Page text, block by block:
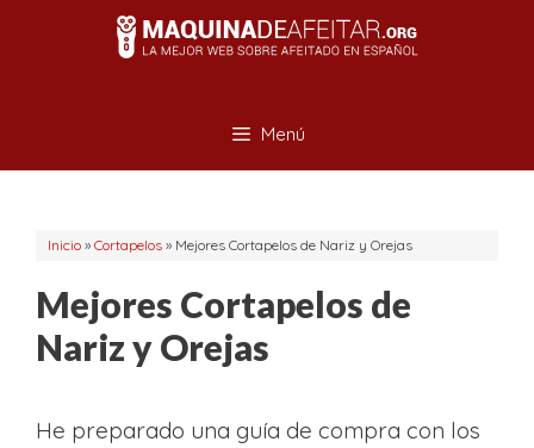
Menú
Inicio » Cortapelos » Mejores Cortapelos de Nariz y Orejas
Mejores Cortapelos de
Nariz y Orejas
He preparado una guía de compra con los